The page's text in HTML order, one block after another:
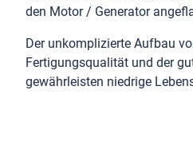
den Motor / Generator
Der unkomplizierte Aufbau
Fertigungsqualität und der
gewährleisten niedrige